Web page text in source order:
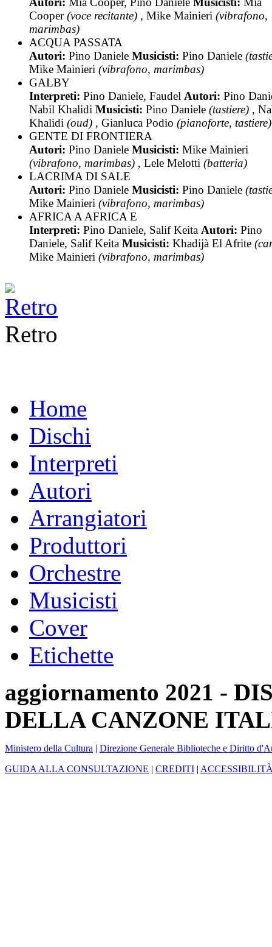
Cooper(voce recitante) , Mike Mainieri (vibrafono,
marimbas)
ACQUA PASSATA
Autori: Pino Daniele Musicisti: Pino Daniele
Mike Mainieri (vibrafono, marimbas)
GALBY
Interpreti: Pino Daniele, Faudel Autori: Pino
Nabil Khalidi Musicisti: Pino Daniele (tastiere) ,
Khalidi (oud) , Gianluca Podio (pianoforte, tastiere)
GENTE DI FRONTIERA
Autori: Pino Daniele Musicisti: Mike Mainieri
(vibrafono, marimbas) , Lele Melotti (batteria)
LACRIMA DI SALE
Autori: Pino Daniele Musicisti: Pino Daniele
Mike Mainieri (vibrafono, marimbas)
AFRICA A AFRICA E
Interpreti: Pino Daniele, Salif Keita Autori: Pino
Daniele, Salif Keita Musicisti: Khadijà El Afrite
Mike Mainieri (vibrafono, marimbas)
Retro
Home
Dischi
Interpreti
Autori
Arrangiatori
Produttori
Orchestre
Musicisti
Cover
Etichette
aggiornamento 2021 -
DELLA CANZONE
Ministero della Cultura | Direzione Generale Biblioteche e Diritto
GUIDA ALLA CONSULTAZIONE | CREDITI |